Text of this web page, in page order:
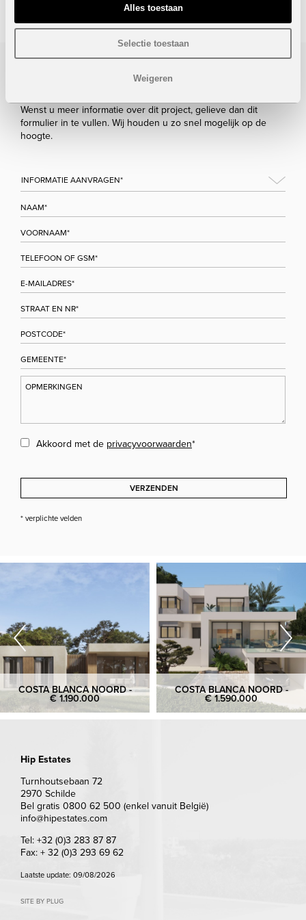
Alles toestaan
Selectie toestaan
Weigeren
Bezoek/infoaanvraag
Wenst u meer informatie over dit project, gelieve dan dit
formulier in te vullen. Wij houden u zo snel mogelijk op de
hoogte.
Akkoord met de privacyvoorwaarden*
VERZENDEN
* verplichte velden
COSTA BLANCA NOORD -
€ 1.190.000
COSTA BLANCA NOORD -
€ 1.590.000
Hip Estates
Turnhoutsebaan 72
2970 Schilde
Bel gratis 0800 62 500 (enkel vanuit België)
info@hipestates.com
Tel: +32 (0)3 283 87 87
Fax: + 32 (0)3 293 69 62
Laatste update: 09/08/2026
SITE BY PLUG